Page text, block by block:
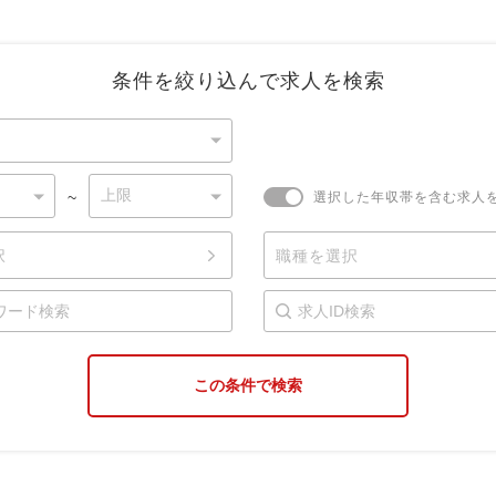
条件を絞り込んで求人を検索
~ 選択した年収帯を含む求人
職種を選択
この条件で検索